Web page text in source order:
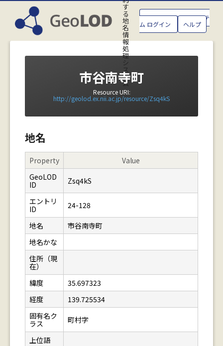
す
る
地
名
情
報
処
理
シ
ス
テ
ム
GeoLOD地名管理システ
ム ログイン ヘルプ
市谷南寺町
Resource URI:
http://geolod.ex.nii.ac.jp/resource/Zsq4kS
地名
Property
Value
GeoLOD
ID
Zsq4kS
エントリ
ID
24-128
地名
市谷南寺町
地名かな
住所（現
在）
緯度
35.697323
経度
139.725534
固有名ク
ラス
町村字
上位語